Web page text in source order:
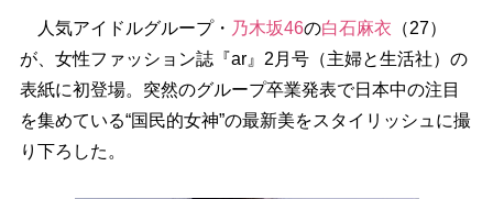
人気アイドルグループ・ 乃木坂46の白石麻衣 （27）
が、女性ファッション誌『ar』2月号（主婦と生活社）の
表紙に初登場。突然のグループ卒業発表で日本中の注目
を集めている“国民的女神”の最新美をスタイリッシュに撮
り下ろした。